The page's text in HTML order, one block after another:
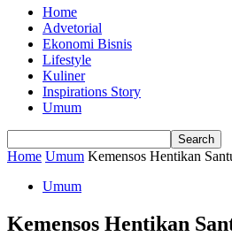
Home
Advetorial
Ekonomi Bisnis
Lifestyle
Kuliner
Inspirations Story
Umum
Home Umum Kemensos Hentikan
Umum
Kemensos Hentikan